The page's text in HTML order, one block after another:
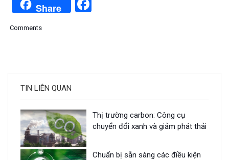
Share
Comments
TIN LIÊN QUAN
Thị trường carbon: Công cụ
chuyển đổi xanh và giảm phát thải
Chuẩn bị sẵn sàng các điều kiện